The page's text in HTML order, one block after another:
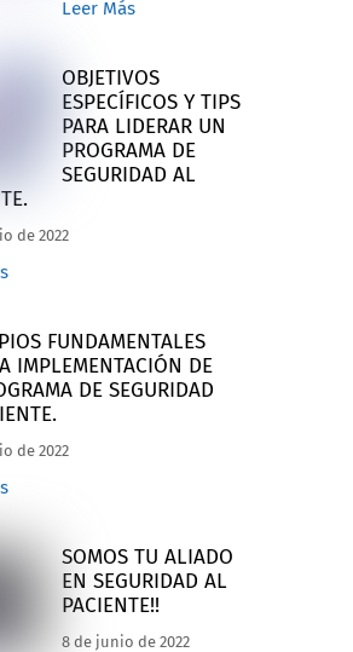
Leer Más
OBJETIVOS
ESPECÍFICOS Y TIPS
PARA LIDERAR UN
PROGRAMA DE
SEGURIDAD AL
de 2022
FUNDAMENTALES
IMPLEMENTACIÓN DE
DE SEGURIDAD
de 2022
SOMOS TU ALIADO
EN SEGURIDAD AL
PACIENTE!!
8 de junio de 2022